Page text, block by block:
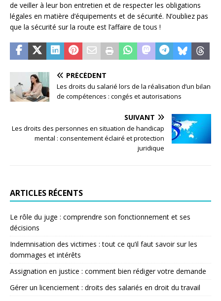
de veiller à leur bon entretien et de respecter les obligations
légales en matière d’équipements et de sécurité. N’oubliez pas
que la sécurité sur la route est l’affaire de tous !
PRÉCÉDENT
Les droits du salarié lors de la réalisation d’un bilan
de compétences : congés et autorisations
SUIVANT
Les droits des personnes en situation de handicap
mental : consentement éclairé et protection
juridique
ARTICLES RÉCENTS
Le rôle du juge : comprendre son fonctionnement et ses
décisions
Indemnisation des victimes : tout ce qu’il faut savoir sur les
dommages et intérêts
Assignation en justice : comment bien rédiger votre demande
Gérer un licenciement : droits des salariés en droit du travail